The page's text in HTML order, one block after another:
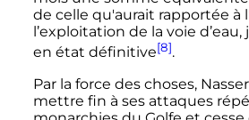
de celle qu'aurait rapportée à
l’exploitation de la voie d’eau,
en état définitive[8].
Par la force des choses,
mettre fin à ses attaques